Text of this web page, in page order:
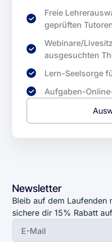
Freie
geprüften
Webinare/
ausgesuchten
Lern-Seelsorge
Aufgaben-
Newsletter
Bleib auf dem Laufenden
sichere dir 15% Rabatt